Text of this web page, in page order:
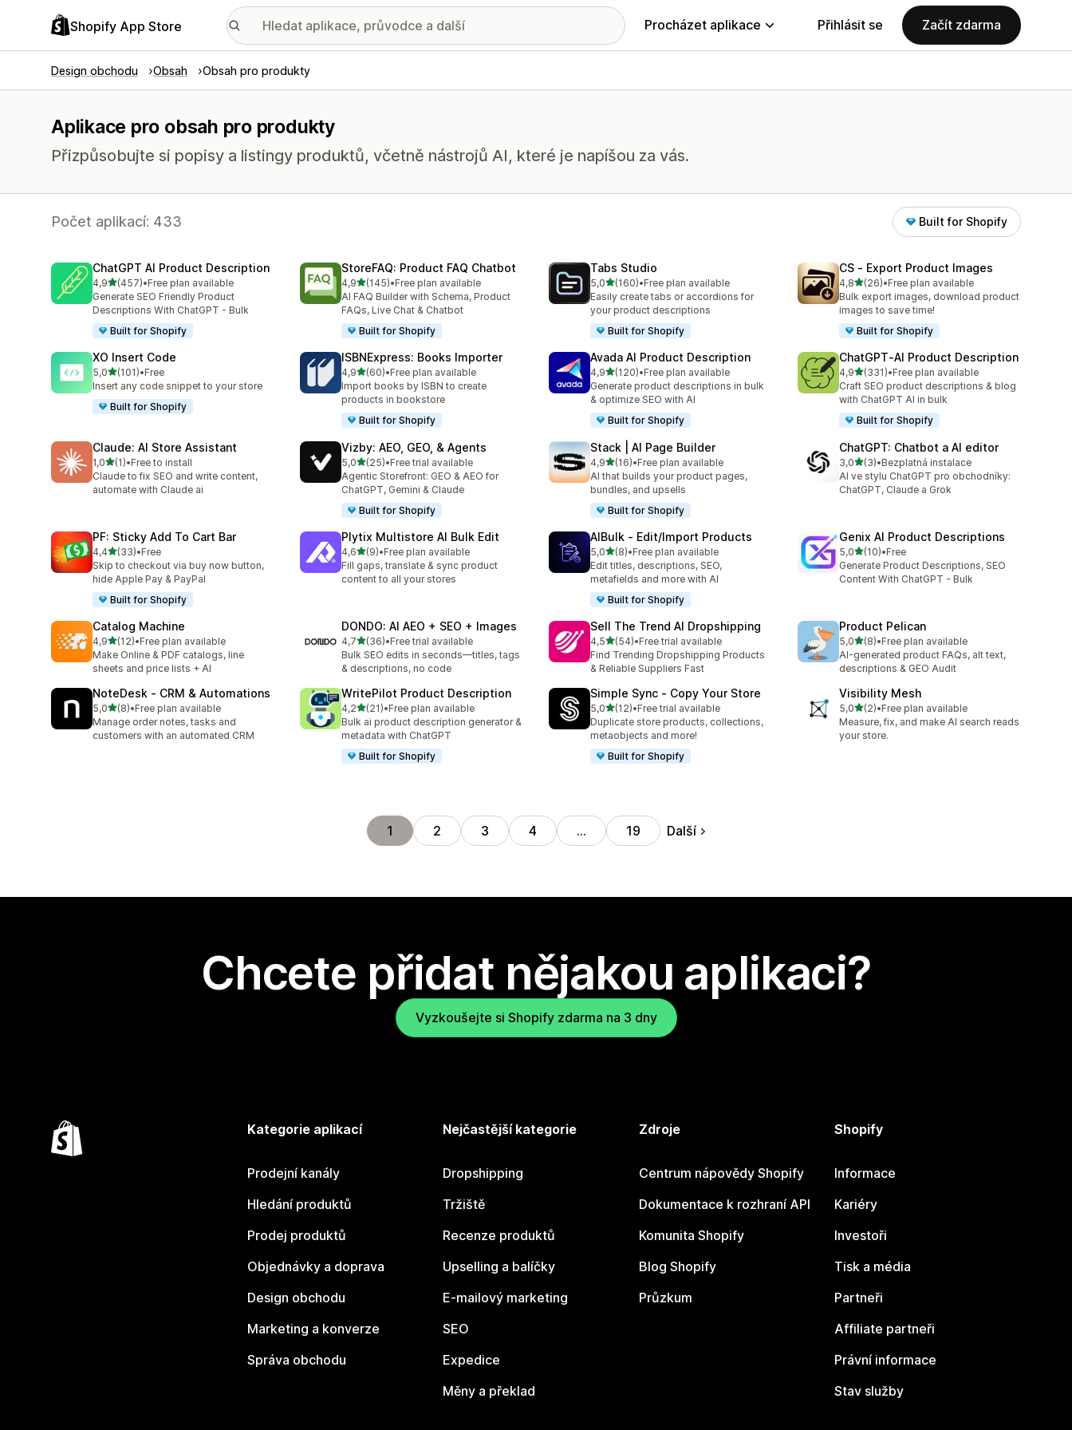
Shopify App Store Procházet aplikace Přihlásit se Začít zdarma
Design obchodu Obsah Obsah pro produkty
Aplikace pro obsah pro produkty
Přizpůsobujte si popisy a listingy produktů, včetně nástrojů AI, které je napíšou za vás.
Počet aplikací: 433 Built for Shopify
ChatGPT AI Product Description
4,9z 5 hvězd
(457)
Celkový počet recenzí: 457
•Free plan available
Generate SEO Friendly Product
Descriptions With ChatGPT - Bulk
Built for Shopify
StoreFAQ: Product FAQ Chatbot
4,9z 5 hvězd
(145)
Celkový počet recenzí: 145
•Free plan available
AI FAQ Builder with Schema, Product
FAQs, Live Chat & Chatbot
Built for Shopify
Tabs Studio
5,0z 5 hvězd
(160)
Celkový počet recenzí: 160
•Free plan available
Easily create tabs or accordions for
your product descriptions
Built for Shopify
CS ‑ Export Product Images
4,8z 5 hvězd
(26)
Celkový počet recenzí: 26
•Free plan available
Bulk export images, download product
images to save time!
Built for Shopify
XO Insert Code
5,0z 5 hvězd
(101)
Celkový počet recenzí: 101
•Free
Insert any code snippet to your store
Built for Shopify
ISBNExpress: Books Importer
4,9z 5 hvězd
(60)
Celkový počet recenzí: 60
•Free plan available
Import books by ISBN to create
products in bookstore
Built for Shopify
Avada AI Product Description
4,9z 5 hvězd
(120)
Celkový počet recenzí: 120
•Free plan available
Generate product descriptions in bulk
& optimize SEO with AI
Built for Shopify
ChatGPT‑AI Product Description
4,9z 5 hvězd
(331)
Celkový počet recenzí: 331
•Free plan available
Craft SEO product descriptions & blog
with ChatGPT AI in bulk
Built for Shopify
Claude: AI Store Assistant
1,0z 5 hvězd
(1)
Celkový počet recenzí: 1
•Free to install
Claude to fix SEO and write content,
automate with Claude ai
Vizby: AEO, GEO, & Agents
5,0z 5 hvězd
(25)
Celkový počet recenzí: 25
•Free trial available
Agentic Storefront: GEO & AEO for
ChatGPT, Gemini & Claude
Built for Shopify
Stack | AI Page Builder
4,9z 5 hvězd
(16)
Celkový počet recenzí: 16
•Free plan available
AI that builds your product pages,
bundles, and upsells
Built for Shopify
ChatGPT: Chatbot a AI editor
3,0z 5 hvězd
(3)
Celkový počet recenzí: 3
•Bezplatná instalace
AI ve stylu ChatGPT pro obchodníky:
ChatGPT, Claude a Grok
PF: Sticky Add To Cart Bar
4,4z 5 hvězd
(33)
Celkový počet recenzí: 33
•Free
Skip to checkout via buy now button,
hide Apple Pay & PayPal
Built for Shopify
Plytix Multistore AI Bulk Edit
4,6z 5 hvězd
(9)
Celkový počet recenzí: 9
•Free plan available
Fill gaps, translate & sync product
content to all your stores
AIBulk ‑ Edit/Import Products
5,0z 5 hvězd
(8)
Celkový počet recenzí: 8
•Free plan available
Edit titles, descriptions, SEO,
metafields and more with AI
Built for Shopify
Genix AI Product Descriptions
5,0z 5 hvězd
(10)
Celkový počet recenzí: 10
•Free
Generate Product Descriptions, SEO
Content With ChatGPT - Bulk
Catalog Machine
4,9z 5 hvězd
(12)
Celkový počet recenzí: 12
•Free plan available
Make Online & PDF catalogs, line
sheets and price lists + AI
DONDO: AI AEO + SEO + Images
4,7z 5 hvězd
(36)
Celkový počet recenzí: 36
•Free trial available
Bulk SEO edits in seconds—titles, tags
& descriptions, no code
Sell The Trend AI Dropshipping
4,5z 5 hvězd
(54)
Celkový počet recenzí: 54
•Free trial available
Find Trending Dropshipping Products
& Reliable Suppliers Fast
Product Pelican
5,0z 5 hvězd
(8)
Celkový počet recenzí: 8
•Free plan available
AI-generated product FAQs, alt text,
descriptions & GEO Audit
NoteDesk ‑ CRM & Automations
5,0z 5 hvězd
(8)
Celkový počet recenzí: 8
•Free plan available
Manage order notes, tasks and
customers with an automated CRM
WritePilot Product Description
4,2z 5 hvězd
(21)
Celkový počet recenzí: 21
•Free plan available
Bulk ai product description generator &
metadata with ChatGPT
Built for Shopify
Simple Sync ‑ Copy Your Store
5,0z 5 hvězd
(12)
Celkový počet recenzí: 12
•Free trial available
Duplicate store products, collections,
metaobjects and more!
Built for Shopify
Visibility Mesh
5,0z 5 hvězd
(2)
Celkový počet recenzí: 2
•Free plan available
Measure, fix, and make AI search reads
your store.
1 2 3 4 … 19 Další
Chcete přidat nějakou aplikaci?
Vyzkoušejte si Shopify zdarma na 3 dny
Kategorie aplikací
Prodejní kanály
Hledání produktů
Prodej produktů
Objednávky a doprava
Design obchodu
Marketing a konverze
Správa obchodu
Nejčastější kategorie
Dropshipping
Tržiště
Recenze produktů
Upselling a balíčky
E-mailový marketing
SEO
Expedice
Měny a překlad
Zdroje
Centrum nápovědy Shopify
Dokumentace k rozhraní API
Komunita Shopify
Blog Shopify
Průzkum
Shopify
Informace
Kariéry
Investoři
Tisk a média
Partneři
Affiliate partneři
Právní informace
Stav služby